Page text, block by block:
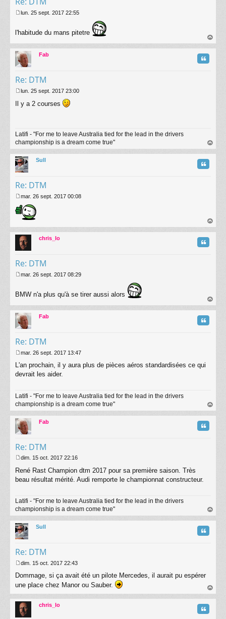
s
a
g
e
lun. 25 sept. 2017 22:55
l'habitude du mans pitetre
au
Fab
Re: DTM
Citation
e
g
e
lun. 25 sept. 2017 23:00
Il y a 2 courses
Latifi - "For me to leave Australia tied for the lead in the drivers
championship is a dream come true"
au
Sull
Re: DTM
Citation
e
s
a
g
e
mar. 26 sept. 2017 00:08
au
chris_lo
Re: DTM
Citation
s
a
g
e
mar. 26 sept. 2017 08:29
BMW n'a plus qu'à se tirer aussi alors
au
Fab
Re: DTM
Citation
e
s
g
e
mar. 26 sept. 2017 13:47
L'an prochain, il y aura plus de pièces aéros standardisées ce qui
devrait les aider.
Latifi - "For me to leave Australia tied for the lead in the drivers
championship is a dream come true"
au
Fab
Re: DTM
Citation
e
s
g
e
dim. 15 oct. 2017 22:16
René Rast Champion dtm 2017 pour sa première saison. Très
beau résultat mérité. Audi remporte le championnat constructeur.
Latifi - "For me to leave Australia tied for the lead in the drivers
championship is a dream come true"
au
Sull
Re: DTM
Citation
e
s
a
g
e
dim. 15 oct. 2017 22:43
Dommage, si ça avait été un pilote Mercedes, il aurait pu espérer
une place chez Manor ou Sauber.
au
chris_lo Citation